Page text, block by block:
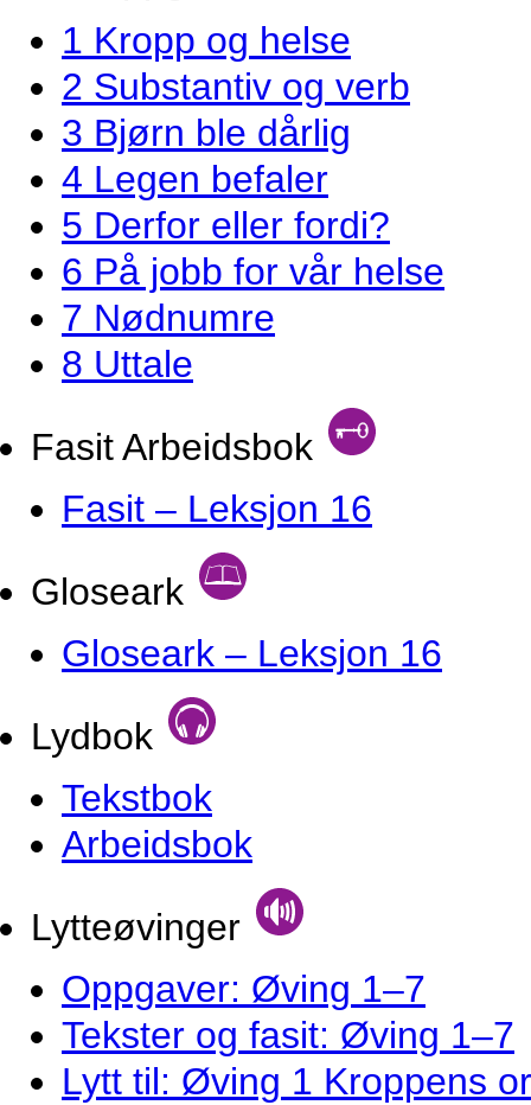
1 Kropp og helse
2 Substantiv og verb
3 Bjørn ble dårlig
4 Legen befaler
5 Derfor eller fordi?
6 På jobb for vår helse
7 Nødnumre
8 Uttale
Fasit Arbeidsbok
Fasit – Leksjon 16
Gloseark
Gloseark – Leksjon 16
Lydbok
Tekstbok
Arbeidsbok
Lytteøvinger
Oppgaver: Øving 1–7
Tekster og fasit: Øving 1–7
Lytt til: Øving 1 Kroppens